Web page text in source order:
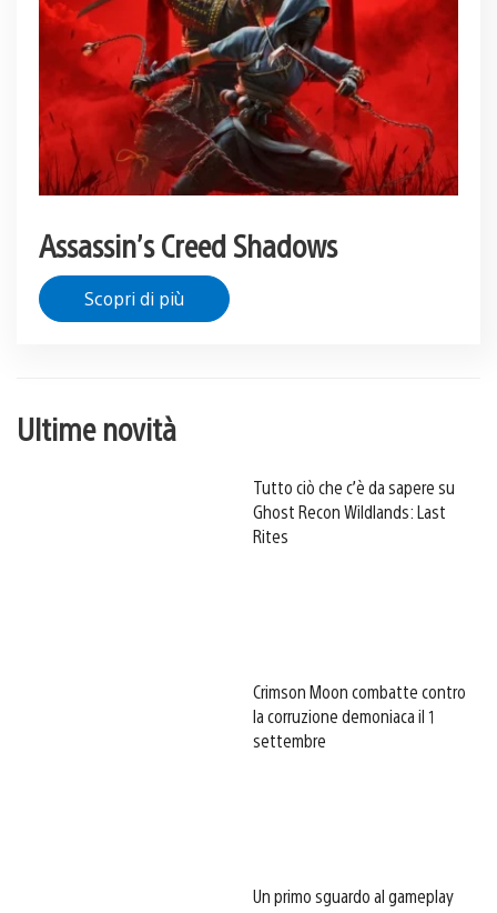
Assassin’s Creed Shadows
Scopri di più
Ultime novità
Tutto ciò che c’è da sapere su
Ghost Recon Wildlands: Last
Rites
Crimson Moon combatte contro
la corruzione demoniaca il 1
settembre
Un primo sguardo al gameplay